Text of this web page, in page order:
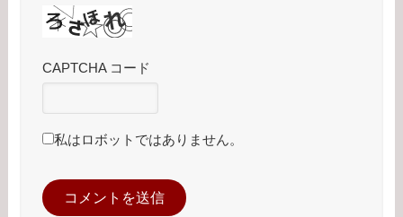
CAPTCHA コード
私はロボットではありません。